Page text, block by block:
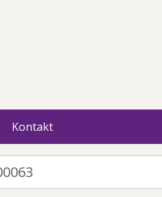
Kontakt